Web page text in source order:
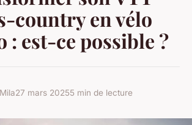
country en vélo
: est-ce possible ?
Mila27 mars 20255 min de lecture